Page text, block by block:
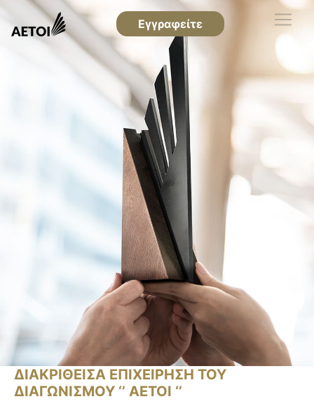
Εγγραφείτε
ΔΙΑΚΡΙΘΕΙΣΑ ΕΠΙΧΕΙΡΗΣΗ ΤΟΥ
ΔΙΑΓΩΝΙΣΜΟΥ ‘’ ΑΕΤΟΙ ‘’